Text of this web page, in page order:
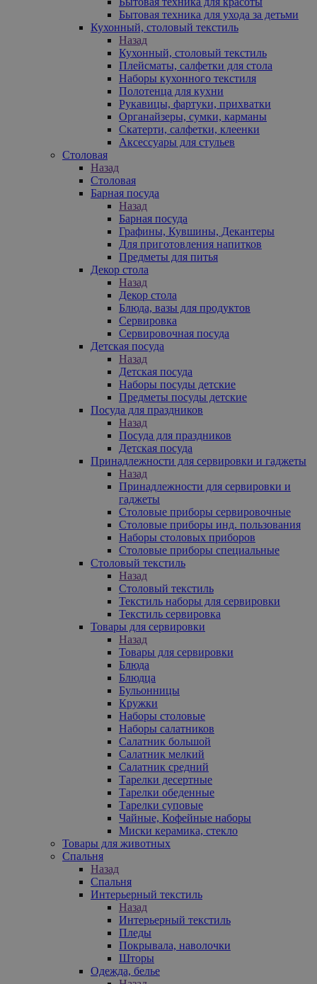
Бытовая техника для ухода за детьми
Кухонный, столовый текстиль
Назад
Кухонный, столовый текстиль
Плейсматы, салфетки для стола
Наборы кухонного текстиля
Полотенца для кухни
Рукавицы, фартуки, прихватки
Органайзеры, сумки, карманы
Скатерти, салфетки, клеенки
Аксессуары для стульев
Столовая
Назад
Столовая
Барная посуда
Назад
Барная посуда
Графины, Кувшины, Декантеры
Для приготовления напитков
Предметы для питья
Декор стола
Назад
Декор стола
Блюда, вазы для продуктов
Сервировка
Сервировочная посуда
Детская посуда
Назад
Детская посуда
Наборы посуды детские
Предметы посуды детские
Посуда для праздников
Назад
Посуда для праздников
Детская посуда
Принадлежности для сервировки и гаджеты
Назад
Принадлежности для сервировки и
гаджеты
Столовые приборы сервировочные
Столовые приборы инд. пользования
Наборы столовых приборов
Столовые приборы специальные
Столовый текстиль
Назад
Столовый текстиль
Текстиль наборы для сервировки
Текстиль сервировка
Товары для сервировки
Назад
Товары для сервировки
Блюда
Блюдца
Бульонницы
Кружки
Наборы столовые
Наборы салатников
Салатник большой
Салатник мелкий
Салатник средний
Тарелки десертные
Тарелки обеденные
Тарелки суповые
Чайные, Кофейные наборы
Миски керамика, стекло
Товары для животных
Спальня
Назад
Спальня
Интерьерный текстиль
Назад
Интерьерный текстиль
Пледы
Покрывала, наволочки
Шторы
Одежда, белье